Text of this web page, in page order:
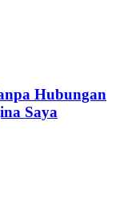
Hubungan
Saya